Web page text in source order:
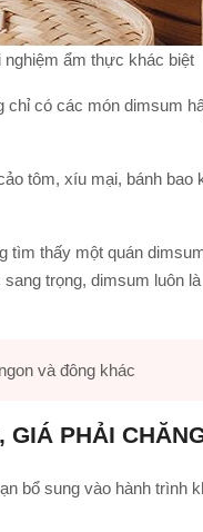
ẩm thực khác biệt
chỉ có các món dimsum
tôm, xíu mại, bánh bao
tìm thấy một quán
trọng, dimsum luôn
và đông khác
GIÁ PHẢI
bổ sung vào hành trình